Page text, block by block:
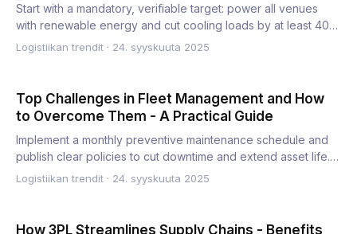
Start with a mandatory, verifiable target: power all venues
with renewable energy and cut cooling loads by at least 40%
…Logistiikan trendit · 24. syyskuuta 2025
Top Challenges in Fleet Management and How
to Overcome Them - A Practical Guide
Implement a monthly preventive maintenance schedule and
publish clear policies to cut downtime and extend asset life.
Th…
Logistiikan trendit · 24. syyskuuta 2025
How 3PL Streamlines Supply Chains - Benefits,